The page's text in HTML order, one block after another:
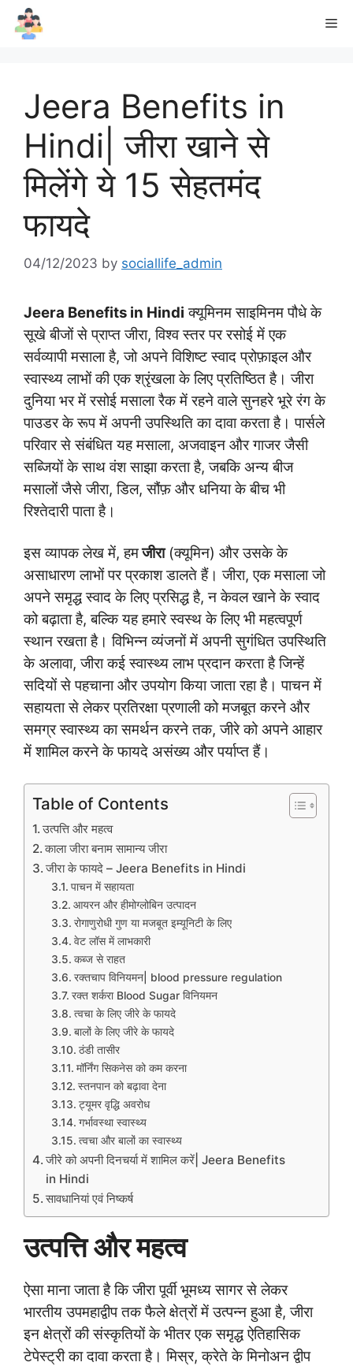
Skip
Jeera Benefits in
Hindi| जीरा खाने से
मिलेंगे ये 15 सेहतमंद
फायदे
04/12/2023 by sociallife_admin
Jeera Benefits in Hindi क्यूमिनम साइमिनम पौधे के
सूखे बीजों से प्राप्त जीरा, विश्व स्तर पर रसोई में एक
सर्वव्यापी मसाला है, जो अपने विशिष्ट स्वाद प्रोफ़ाइल और
स्वास्थ्य लाभों की एक श्रृंखला के लिए प्रतिष्ठित है। जीरा
दुनिया भर में रसोई मसाला रैक में रहने वाले सुनहरे भूरे रंग के
पाउडर के रूप में अपनी उपस्थिति का दावा करता है। पार्सले
परिवार से संबंधित यह मसाला, अजवाइन और गाजर जैसी
सब्जियों के साथ वंश साझा करता है, जबकि अन्य बीज
मसालों जैसे जीरा, डिल, सौंफ़ और धनिया के बीच भी
रिश्तेदारी पाता है।
इस व्यापक लेख में, हमजीरा(क्यूमिन) और उसके के
असाधारण लाभों पर प्रकाश डालते हैं। जीरा, एक मसाला जो
अपने समृद्ध स्वाद के लिए प्रसिद्ध है, न केवल खाने के स्वाद
को बढ़ाता है, बल्कि यह हमारे स्वस्थ के लिए भी महत्वपूर्ण
स्थान रखता है। विभिन्न व्यंजनों में अपनी सुगंधित उपस्थिति
के अलावा, जीरा कई स्वास्थ्य लाभ प्रदान करता है जिन्हें
सदियों से पहचाना और उपयोग किया जाता रहा है। पाचन में
सहायता से लेकर प्रतिरक्षा प्रणाली को मजबूत करने और
समग्र स्वास्थ्य का समर्थन करने तक, जीरे को अपने आहार
में शामिल करने के फायदे असंख्य और पर्याप्त हैं।
Table of Contents
उत्पत्ति और महत्व
काला जीरा बनाम सामान्य जीरा
जीरा के फायदे – Jeera Benefits in Hindi
पाचन में सहायता
आयरन और हीमोग्लोबिन उत्पादन
रोगाणुरोधी गुण या मजबूत इम्यूनिटी के लिए
वेट लॉस में लाभकारी
कब्ज से राहत
रक्तचाप विनियमन| blood pressure regulation
रक्त शर्करा Blood Sugar विनियमन
त्वचा के लिए जीरे के फायदे
बालों के लिए जीरे के फायदे
ठंडी तासीर
मॉर्निंग सिकनेस को कम करना
स्तनपान को बढ़ावा देना
ट्यूमर वृद्धि अवरोध
गर्भावस्था स्वास्थ्य
त्वचा और बालों का स्वास्थ्य
जीरे को अपनी दिनचर्या में शामिल करें| Jeera Benefits
in Hindi
सावधानियां एवं निष्कर्ष
उत्पत्ति और महत्व
ऐसा माना जाता है कि जीरा पूर्वी भूमध्य सागर से लेकर
भारतीय उपमहाद्वीप तक फैले क्षेत्रों में उत्पन्न हुआ है, जीरा
इन क्षेत्रों की संस्कृतियों के भीतर एक समृद्ध ऐतिहासिक
टेपेस्ट्री का दावा करता है। मिस्र, क्रेते के मिनोअन द्वीप